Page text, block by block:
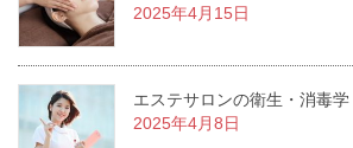
2025年4月15日
エステサロンの衛生・消毒学
2025年4月8日